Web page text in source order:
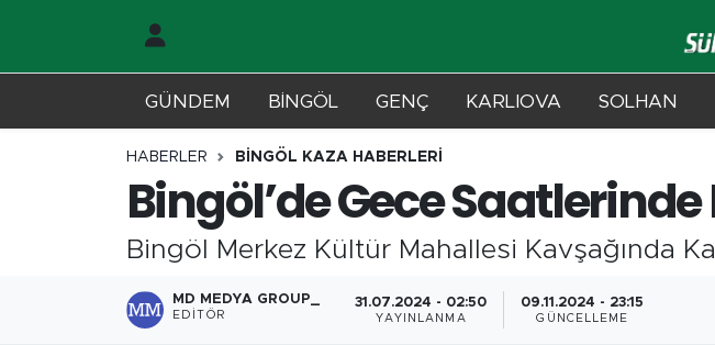
GÜNDEM BİNGÖL GENÇ KARLIOVA SOLHAN
HABERLER BİNGÖL KAZA HABERLERİ
Bingöl’de Gece Saatlerinde
Bingöl Merkez Kültür Mahallesi Kavşağında
MD MEDYA GROUP_
EDITÖR
31.07.2024 - 02:50
YAYINLANMA
09.11.2024 - 23:15
GÜNCELLEME
Karlıova
Adaklı-Kiğı
Merkez Trafik Yoğunluk Haritası
Süper Lig Puan Durumu ve Fikstür
Tüm Manşetler